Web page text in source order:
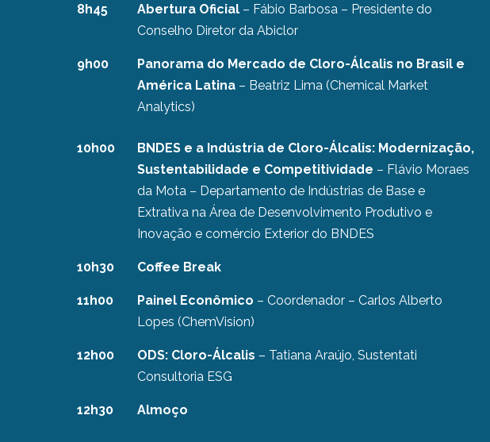
8h45 Abertura Oficial – Fábio Barbosa – Presidente do
Conselho Diretor da Abiclor
9h00
Panorama do Mercado de Cloro-Álcalis no Brasil e
América Latina– Beatriz Lima (Chemical Market
Analytics)
10h00
BNDES e a Indústria de Cloro-Álcalis: Modernização,
Sustentabilidade e Competitividade – Flávio Moraes
da Mota – Departamento de Indústrias de Base e
Extrativa na Área de Desenvolvimento Produtivo e
Inovação e comércio Exterior do BNDES
10h30 Coffee Break
11h00 Painel Econômico – Coordenador – Carlos Alberto
Lopes (ChemVision)
12h00 ODS: Cloro-Álcalis – Tatiana Araújo, Sustentati
Consultoria ESG
12h30 Almoço